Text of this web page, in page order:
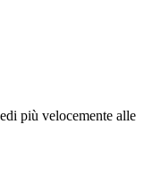
più velocemente alle